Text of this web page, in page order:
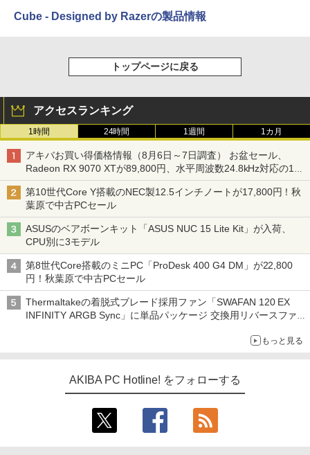
Cube - Designed by Razerの製品情報
トップページに戻る
アクセスランキング
1時間 24時間 1週間 1カ月
アキバお買い得価格情報（8月6日～7日調査） お盆セール、
Radeon RX 9070 XTが89,800円、水平周波数24.8kHz対応の17
型モニターが9,801円、暑さ指数連動セール ほか
第10世代Core Y搭載のNEC製12.5インチノートが17,800円！秋
葉原で中古PCセール
ASUSのベアボーンキット「ASUS NUC 15 Lite Kit」が入荷、
CPU別に3モデル
第8世代Core搭載のミニPC「ProDesk 400 G4 DM」が22,800
円！秋葉原で中古PCセール
Thermaltakeの着脱式ブレード採用ファン「SWAFAN 120 EX
INFINITY ARGB Sync」に単品パッケージ 交換用リバースファ
もっと見る
AKIBA PC Hotline! をフォローする